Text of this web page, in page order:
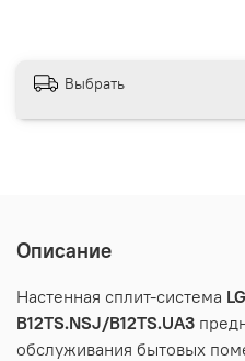
Выбрать
Описание
Настенная сплит-система
B12TS.NSJ/B12TS.UA3
обслуживания бытовых